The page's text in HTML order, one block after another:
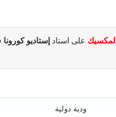
على استاد إستاديو كورونا
ودية دولية